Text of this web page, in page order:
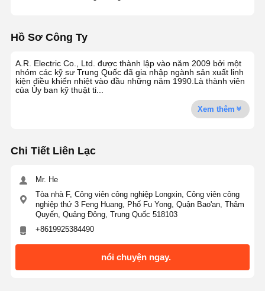
Hồ Sơ Công Ty
A.R. Electric Co., Ltd. được thành lập vào năm 2009 bởi một
nhóm các kỹ sư Trung Quốc đã gia nhập ngành sản xuất linh
kiện điều khiển nhiệt vào đầu những năm 1990.Là thành viên
của Ủy ban kỹ thuật ti...
Xem thêm
Chi Tiết Liên Lạc
Mr. He
Tòa nhà F, Công viên công nghiệp Longxin, Công viên công
nghiệp thứ 3 Feng Huang, Phố Fu Yong, Quận Bao'an, Thâm
Quyến, Quảng Đông, Trung Quốc 518103
+8619925384490
nói chuyện ngay.